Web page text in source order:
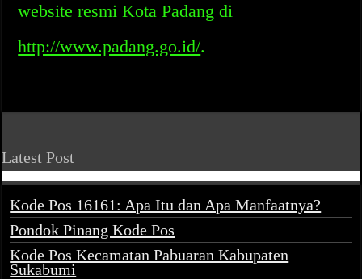
website resmi Kota Padang di
http://www.padang.go.id/.
Latest Post
Kode Pos 16161: Apa Itu dan Apa Manfaatnya?
Pondok Pinang Kode Pos
Kode Pos Kecamatan Pabuaran Kabupaten
Sukabumi